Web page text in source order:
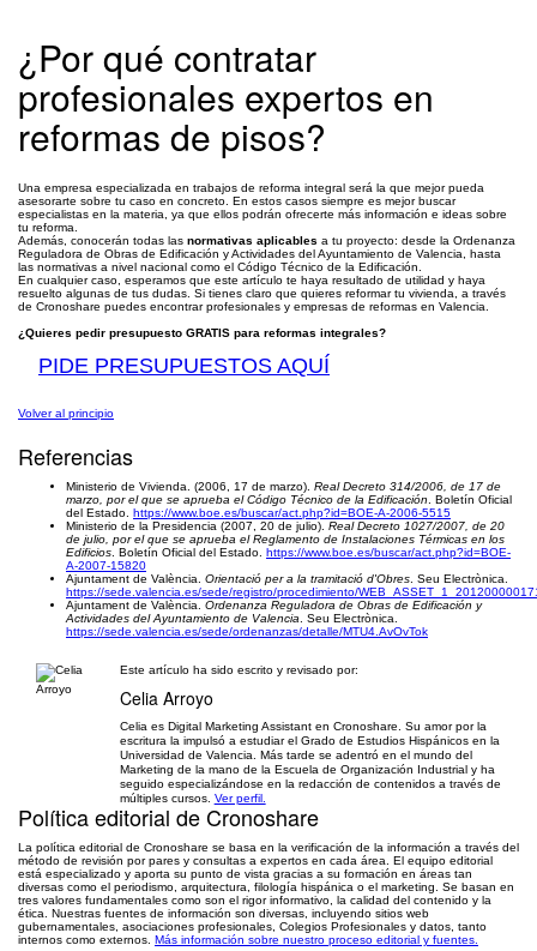
¿Por qué contratar
profesionales expertos en
reformas de pisos?
Una empresa especializada en trabajos de reforma integral será la que mejor pueda
asesorarte sobre tu caso en concreto. En estos casos siempre es mejor buscar
especialistas en la materia, ya que ellos podrán ofrecerte más información e ideas sobre
tu reforma.
Además, conocerán todas las normativas aplicables a tu proyecto: desde la Ordenanza
Reguladora de Obras de Edificación y Actividades del Ayuntamiento de Valencia, hasta
las normativas a nivel nacional como el Código Técnico de la Edificación.
En cualquier caso, esperamos que este artículo te haya resultado de utilidad y haya
resuelto algunas de tus dudas. Si tienes claro que quieres reformar tu vivienda, a través
de Cronoshare puedes encontrar profesionales y empresas de reformas en Valencia.
¿Quieres pedir presupuesto GRATIS para reformas integrales?
PIDE PRESUPUESTOS AQUÍ
Volver al principio
Referencias
Ministerio de Vivienda. (2006, 17 de marzo). Real Decreto 314/2006, de 17 de
marzo, por el que se aprueba el Código Técnico de la Edificación. Boletín Oficial
del Estado. https://www.boe.es/buscar/act.php?id=BOE-A-2006-5515
Ministerio de la Presidencia (2007, 20 de julio). Real Decreto 1027/2007, de 20
de julio, por el que se aprueba el Reglamento de Instalaciones Térmicas en los
Edificios. Boletín Oficial del Estado. https://www.boe.es/buscar/act.php?id=BOE-
A-2007-15820
Ajuntament de València. Orientació per a la tramitació d'Obres. Seu Electrònica.
https://sede.valencia.es/sede/registro/procedimiento/
Ajuntament de València. Ordenanza Reguladora de Obras de Edificación y
Actividades del Ayuntamiento de Valencia. Seu Electrònica.
https://sede.valencia.es/sede/ordenanzas/detalle/MTU4.AvOvTok
Este artículo ha sido escrito y revisado por:
Celia Arroyo
Celia es Digital Marketing Assistant en Cronoshare. Su amor por la
escritura la impulsó a estudiar el Grado de Estudios Hispánicos en la
Universidad de Valencia. Más tarde se adentró en el mundo del
Marketing de la mano de la Escuela de Organización Industrial y ha
seguido especializándose en la redacción de contenidos a través de
múltiples cursos. Ver perfil.
Política editorial de Cronoshare
La política editorial de Cronoshare se basa en la verificación de la información a través del
método de revisión por pares y consultas a expertos en cada área. El equipo editorial
está especializado y aporta su punto de vista gracias a su formación en áreas tan
diversas como el periodismo, arquitectura, filología hispánica o el marketing. Se basan en
tres valores fundamentales como son el rigor informativo, la calidad del contenido y la
ética. Nuestras fuentes de información son diversas, incluyendo sitios web
gubernamentales, asociaciones profesionales, Colegios Profesionales y datos, tanto
internos como externos. Más información sobre nuestro proceso editorial y fuentes.